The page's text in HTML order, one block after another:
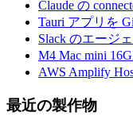
Claude の
Tauri アプリを
Slack のエージ
M4 Mac mini
AWS Amplify
最近の製作物